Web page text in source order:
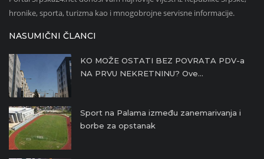
hronike, sporta, turizma kao i mnogobrojne servisne informacije.
NASUMIČNI ČLANCI
KO MOŽE OSTATI BEZ POVRATA PDV-a
NA PRVU NEKRETNINU? Ove...
Sport na Palama između zanemarivanja i
borbe za opstanak